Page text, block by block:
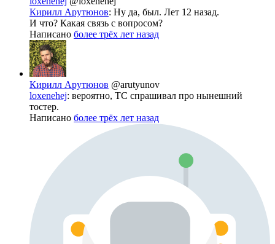
Кирилл Арутюнов: Ну да, был. Лет 12 назад.
И что? Какая связь с вопросом?
Написано более трёх лет назад
Кирилл Арутюнов @arutyunov
loxenehej: вероятно, ТС спрашивал про нынешний
тостер.
Написано более трёх лет назад